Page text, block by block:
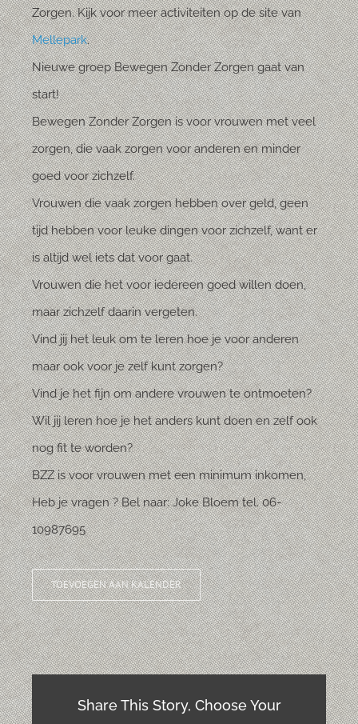
Zorgen. Kijk voor meer activiteiten op de site van
Mellepark.
Nieuwe groep Bewegen Zonder Zorgen gaat van
start!
Bewegen Zonder Zorgen is voor vrouwen met veel
zorgen, die vaak zorgen voor anderen en minder
goed voor zichzelf.
Vrouwen die vaak zorgen hebben over geld, geen
tijd hebben voor leuke dingen voor zichzelf, want er
is altijd wel iets dat voor gaat.
Vrouwen die het voor iedereen goed willen doen,
maar zichzelf daarin vergeten.
Vind jij het leuk om te leren hoe je voor anderen
maar ook voor je zelf kunt zorgen?
Vind je het fijn om andere vrouwen te ontmoeten?
Wil jij leren hoe je het anders kunt doen en zelf ook
nog fit te worden?
BZZ is voor vrouwen met een minimum inkomen,
Heb je vragen ? Bel naar: Joke Bloem tel. 06-
10987695
TOEVOEGEN AAN KALENDER
Share This Story, Choose Your